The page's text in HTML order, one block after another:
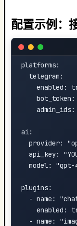
配置示例：
platforms:
  telegram:
enabled:
admin_ids:
ai:
provider:
api_key:
model: "gpt-
plugins:
- name:
enabled:
- name: